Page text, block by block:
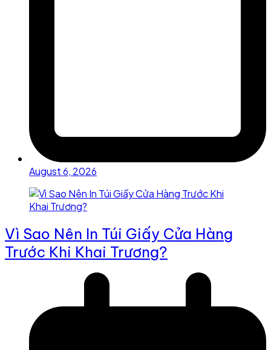
August 6, 2026
Vì Sao Nên In Túi Giấy Cửa Hàng
Trước Khi Khai Trương?